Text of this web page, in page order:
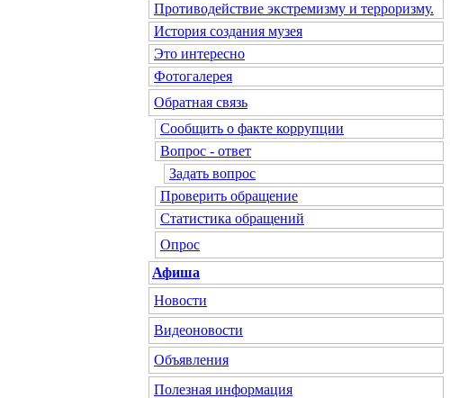
Противодействие экстремизму и терроризму.
История создания музея
Это интересно
Фотогалерея
Обратная связь
Сообщить о факте коррупции
Вопрос - ответ
Задать вопрос
Проверить обращение
Статистика обращений
Опрос
Афиша
Новости
Видеоновости
Объявления
Полезная информация